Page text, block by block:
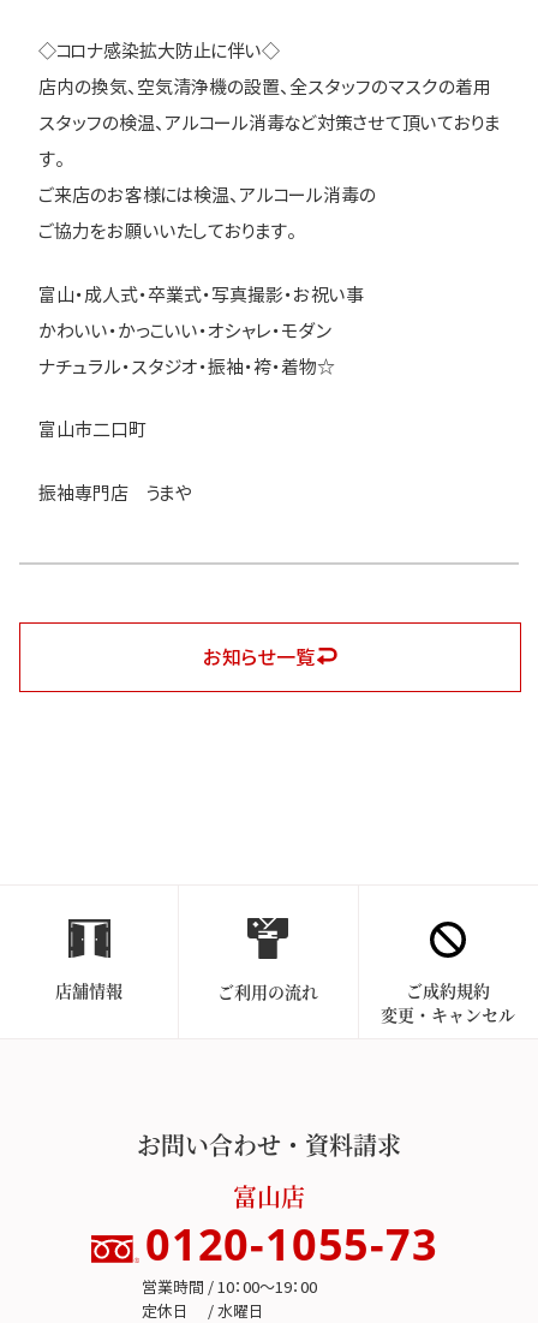
◇コロナ感染拡大防止に伴い◇
店内の換気、空気清浄機の設置、全スタッフのマスクの着用
スタッフの検温、アルコール消毒など対策させて頂いておりま
す。
ご来店のお客様には検温、アルコール消毒の
ご協力をお願いいたしております。
富山・成人式・卒業式・写真撮影・お祝い事
かわいい・かっこいい・オシャレ・モダン
ナチュラル・スタジオ・振袖・袴・着物☆
富山市二口町
振袖専門店 うまや
お知らせ一覧
店舗情報 ご利用の流れ
ご成約規約
変更・キャンセル
お問い合わせ・資料請求
富山店
0120-1055-73
営業時間 / 10：00～19：00
定休日 / 水曜日